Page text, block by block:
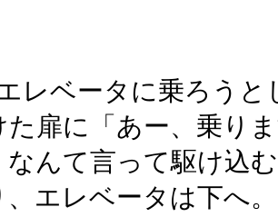
レベータに乗ろうと
た扉に「あー、乗り
なんて言って駆け込
エレベータは下へ。